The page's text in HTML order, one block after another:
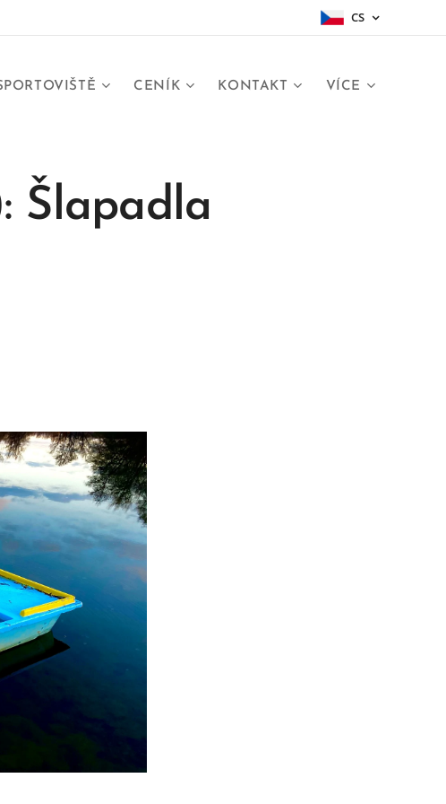
CS
CENÍK KONTAKT VÍCE
Šlapadla